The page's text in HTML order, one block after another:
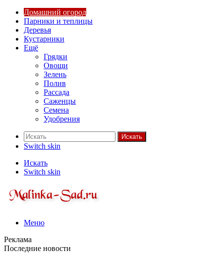
Домашний огород
Парники и теплицы
Деревья
Кустарники
Ещё
Грядки
Овощи
Зелень
Полив
Рассада
Саженцы
Семена
Удобрения
Искать
Switch skin
Искать
Switch skin
Меню
Реклама
Последние новости